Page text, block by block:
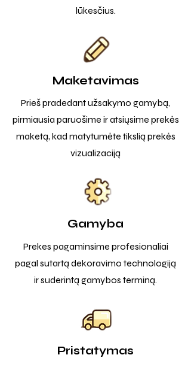
lūkesčius.
Maketavimas
Prieš pradedant užsakymo gamybą,
pirmiausia paruošime ir atsiųsime prekės
maketą, kad matytumėte tikslią prekės
vizualizaciją
Gamyba
Prekes pagaminsime profesionaliai
pagal sutartą dekoravimo technologiją
ir suderintą gamybos terminą.
Pristatymas